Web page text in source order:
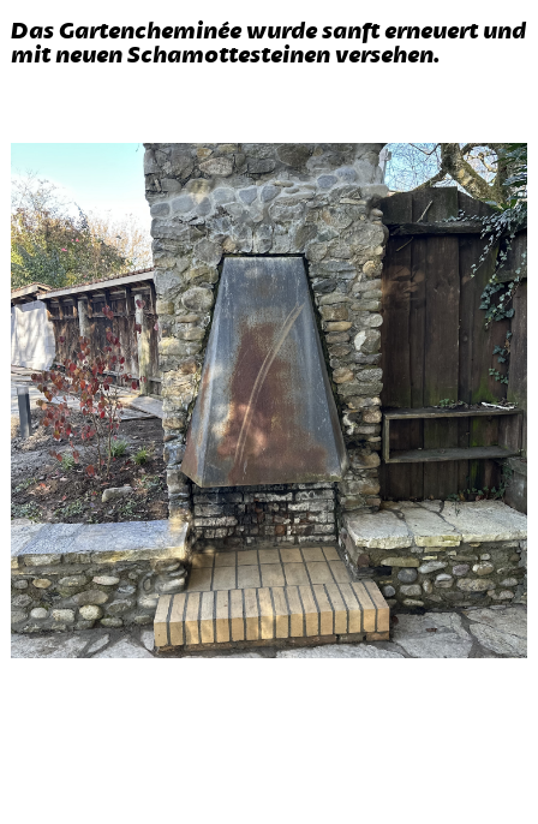
Das Gartencheminée wurde sanft erneuert und
mit neuen Schamottesteinen versehen.